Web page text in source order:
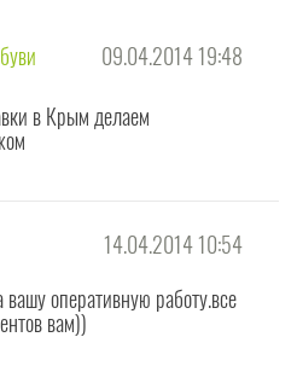
Ви - наші улюблені ПОСТІЙНІ покупці
магазину взуттяСандаль це можливість
запитання.
про неї необхідно ставити
- тоді питання і відповіді
09.04.2014 19:48
в Крым делаем
14.04.2014 10:54
вашу оперативную работу.все
вам))